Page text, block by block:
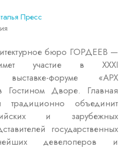
Пресс
бюро ГОРДЕЕВ —
участие в XXXI
выставке-форуме «АРХ
Дворе. Главная
традиционно объединит
и зарубежных
государственных
девелоперов и